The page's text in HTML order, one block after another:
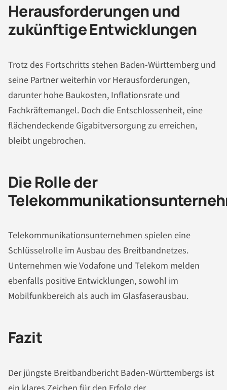
Herausforderungen und
zukünftige Entwicklungen
Trotz des Fortschritts stehen Baden-Württemberg und
seine Partner weiterhin vor Herausforderungen,
darunter hohe Baukosten, Inflationsrate und
Fachkräftemangel. Doch die Entschlossenheit, eine
flächendeckende Gigabitversorgung zu erreichen,
bleibt ungebrochen.
Die Rolle der
Telekommunikationsunternehmen spielen eine
Schlüsselrolle im Ausbau des Breitbandnetzes.
Unternehmen wie Vodafone und Telekom melden
ebenfalls positive Entwicklungen, sowohl im
Mobilfunkbereich als auch im Glasfaserausbau.
Fazit
Der jüngste Breitbandbericht Baden-Württembergs ist